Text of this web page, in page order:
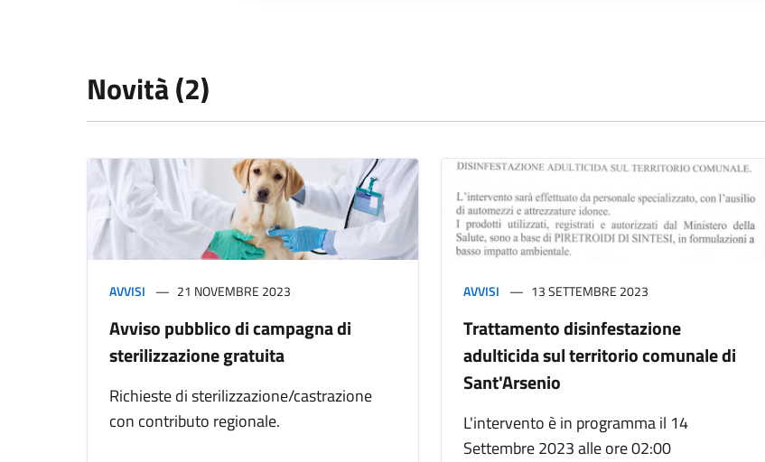
Novità (2)
AVVISI 21 NOVEMBRE 2023
Avviso pubblico di campagna di
sterilizzazione gratuita
Richieste di sterilizzazione/castrazione
con contributo regionale.
AVVISI 13 SETTEMBRE 2023
Trattamento disinfestazione
adulticida sul territorio comunale di
Sant'Arsenio
L'intervento è in programma il 14
Settembre 2023 alle ore 02:00